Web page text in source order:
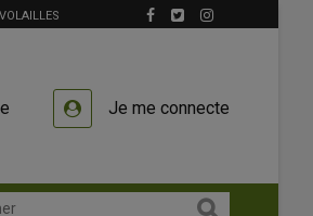
VOLAILLES
Je me connecte